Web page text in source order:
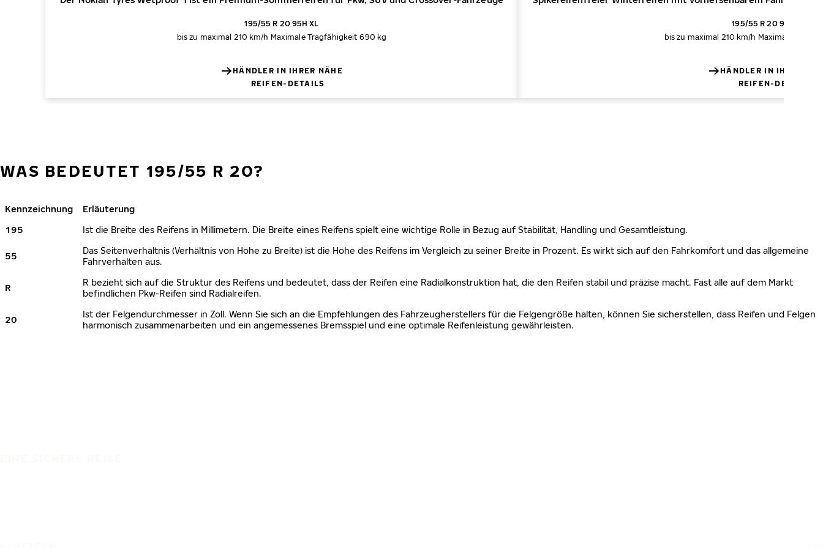
195/55 R 20 95H XL
bis zu maximal 210 km/h Maximale Tragfähigkeit 690 kg
HÄNDLER IN IHRER NÄHE
REIFEN-DETAILS
195/55 R 20 95H XL
bis zu maximal 210 km/h Maximale
HÄNDLER IN IHRER
REIFEN-DETAILS
WAS BEDEUTET 195/55 R 20?
Kennzeichnung
Erläuterung
195
Ist die Breite des Reifens in Millimetern. Die Breite eines Reifens spielt eine wichtige Rolle in Bezug auf Stabilität, Handling und Gesamtleistung.
55
Das Seitenverhältnis (Verhältnis von Höhe zu Breite) ist die Höhe des Reifens im Vergleich zu seiner Breite in Prozent. Es wirkt sich auf den Fahrkomfort und das allgemeine
Fahrverhalten aus.
R
R bezieht sich auf die Struktur des Reifens und bedeutet, dass der Reifen eine Radialkonstruktion hat, die den Reifen stabil und präzise macht. Fast alle auf dem Markt
befindlichen Pkw-Reifen sind Radialreifen.
20
Ist der Felgendurchmesser in Zoll. Wenn Sie sich an die Empfehlungen des Fahrzeugherstellers für die Felgengröße halten, können Sie sicherstellen, dass Reifen und Felgen
harmonisch zusammenarbeiten und ein angemessenes Bremsspiel und eine optimale Reifenleistung gewährleisten.